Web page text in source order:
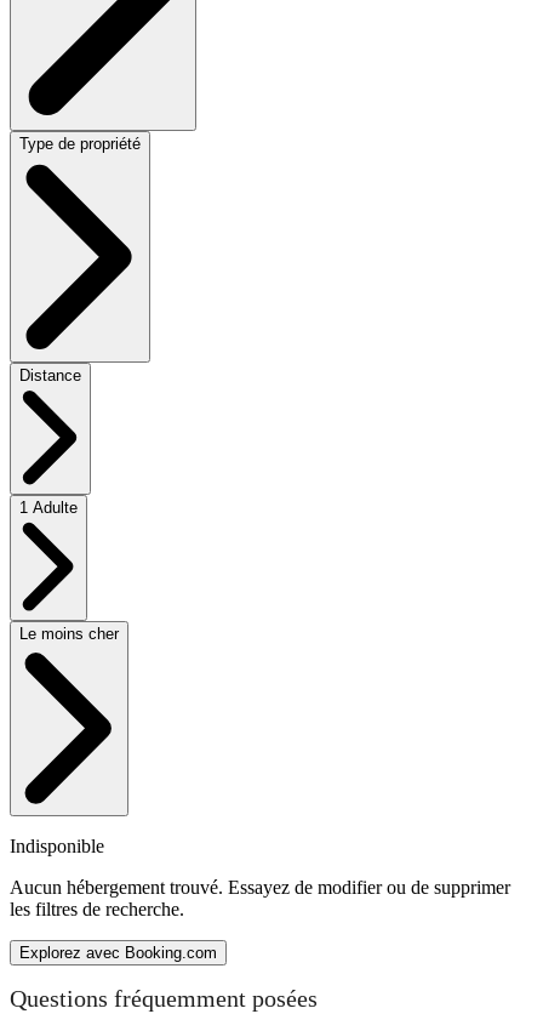
Type de propriété
Distance
1 Adulte
Le moins cher
Indisponible
Aucun hébergement trouvé. Essayez de modifier ou de supprimer
les filtres de recherche.
Explorez avec Booking.com
Questions fréquemment posées